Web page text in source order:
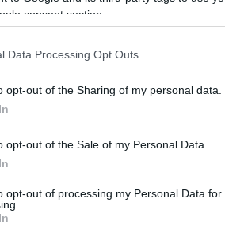
consent section.
Data Processing Opt Outs
opt-out of the Sharing of my personal data.
opt-out of the Sale of my Personal Data.
opt-out of processing my Personal Data for
«Το Πρωινό» του ΑΝΤ1.
για την εξέλιξη του αγώνα, έχω
Βαλένθια.
ΔΙΑΦΗΜΙΣΗ